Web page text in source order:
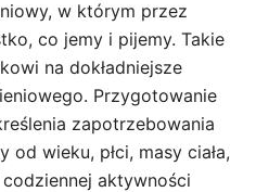
w którym przez
co jemy i pijemy. Takie
na dokładniejsze
Przygotowanie
zapotrzebowania
wieku, płci, masy ciała,
aktywności